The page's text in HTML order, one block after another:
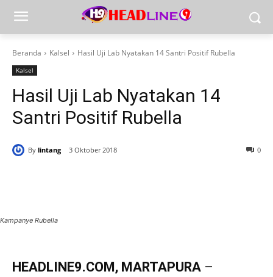
Beranda Kalsel Hasil Uji Lab Nyatakan 14 Santri Positif Rubella
Kalsel
Hasil Uji Lab Nyatakan 14
Santri Positif Rubella
By lintang 3 Oktober 2018 0
Kampanye Rubella
HEADLINE9.COM, MARTAPURA –